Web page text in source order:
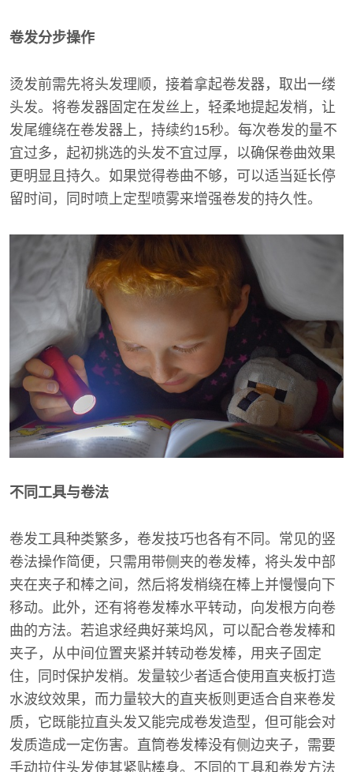
卷发分步操作
烫发前需先将头发理顺，接着拿起卷发器，取出一缕
头发。将卷发器固定在发丝上，轻柔地提起发梢，让
发尾缠绕在卷发器上，持续约15秒。每次卷发的量不
宜过多，起初挑选的头发不宜过厚，以确保卷曲效果
更明显且持久。如果觉得卷曲不够，可以适当延长停
留时间，同时喷上定型喷雾来增强卷发的持久性。
不同工具与卷法
卷发工具种类繁多，卷发技巧也各有不同。常见的竖
卷法操作简便，只需用带侧夹的卷发棒，将头发中部
夹在夹子和棒之间，然后将发梢绕在棒上并慢慢向下
移动。此外，还有将卷发棒水平转动，向发根方向卷
曲的方法。若追求经典好莱坞风，可以配合卷发棒和
夹子，从中间位置夹紧并转动卷发棒，用夹子固定
住，同时保护发梢。发量较少者适合使用直夹板打造
水波纹效果，而力量较大的直夹板则更适合自来卷发
质，它既能拉直头发又能完成卷发造型，但可能会对
发质造成一定伤害。直筒卷发棒没有侧边夹子，需要
手动拉住头发使其紧贴棒身。不同的工具和卷发方法